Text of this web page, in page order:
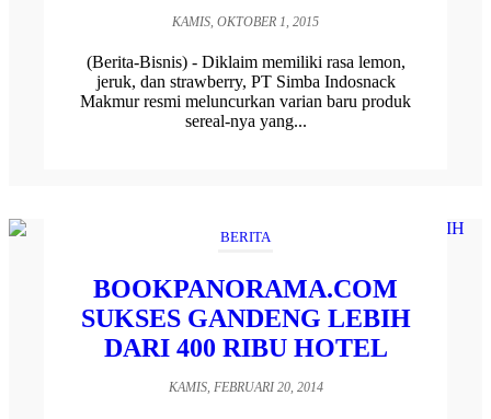
KAMIS, OKTOBER 1, 2015
(Berita-Bisnis) - Diklaim memiliki rasa lemon,
jeruk, dan strawberry, PT Simba Indosnack
Makmur resmi meluncurkan varian baru produk
sereal-nya yang...
BERITA
BOOKPANORAMA.COM
SUKSES GANDENG LEBIH
DARI 400 RIBU HOTEL
KAMIS, FEBRUARI 20, 2014